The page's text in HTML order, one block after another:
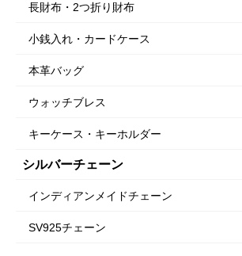
長財布・2つ折り財布
小銭入れ・カードケース
本革バッグ
ウォッチブレス
キーケース・キーホルダー
シルバーチェーン
インディアンメイドチェーン
SV925チェーン